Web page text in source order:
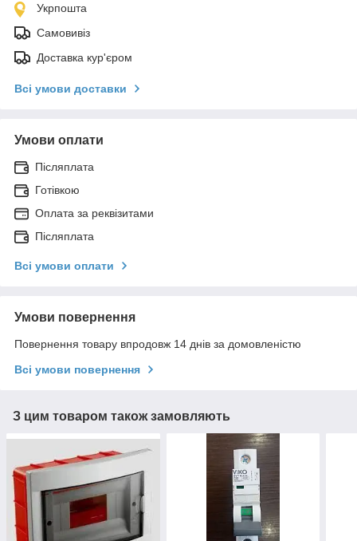
Укрпошта
Самовивіз
Доставка кур'єром
Всі умови доставки
Умови оплати
Післяплата
Готівкою
Оплата за реквізитами
Післяплата
Всі умови оплати
Умови повернення
Повернення товару впродовж 14 днів за домовленістю
Всі умови повернення
З цим товаром також замовляють